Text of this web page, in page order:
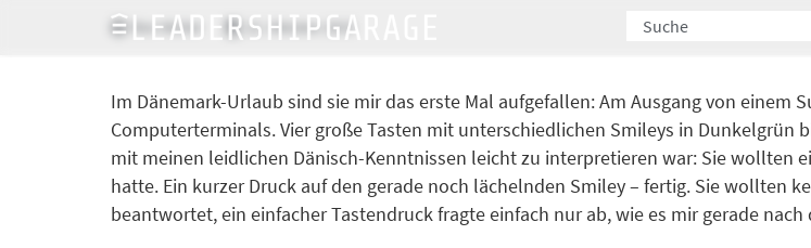
Ron Müller 21. Oktober 2015
Im Dänemark-Urlaub sind sie mir das erste Mal aufgefallen: Am Ausgang von einem
Computerterminals. Vier große Tasten mit unterschiedlichen Smileys in Dunkelgrün
mit meinen leidlichen Dänisch-Kenntnissen leicht zu interpretieren war: Sie wollten
hatte. Ein kurzer Druck auf den gerade noch lächelnden Smiley – fertig. Sie wollten
beantwortet, ein einfacher Tastendruck fragte einfach nur ab, wie es mir gerade